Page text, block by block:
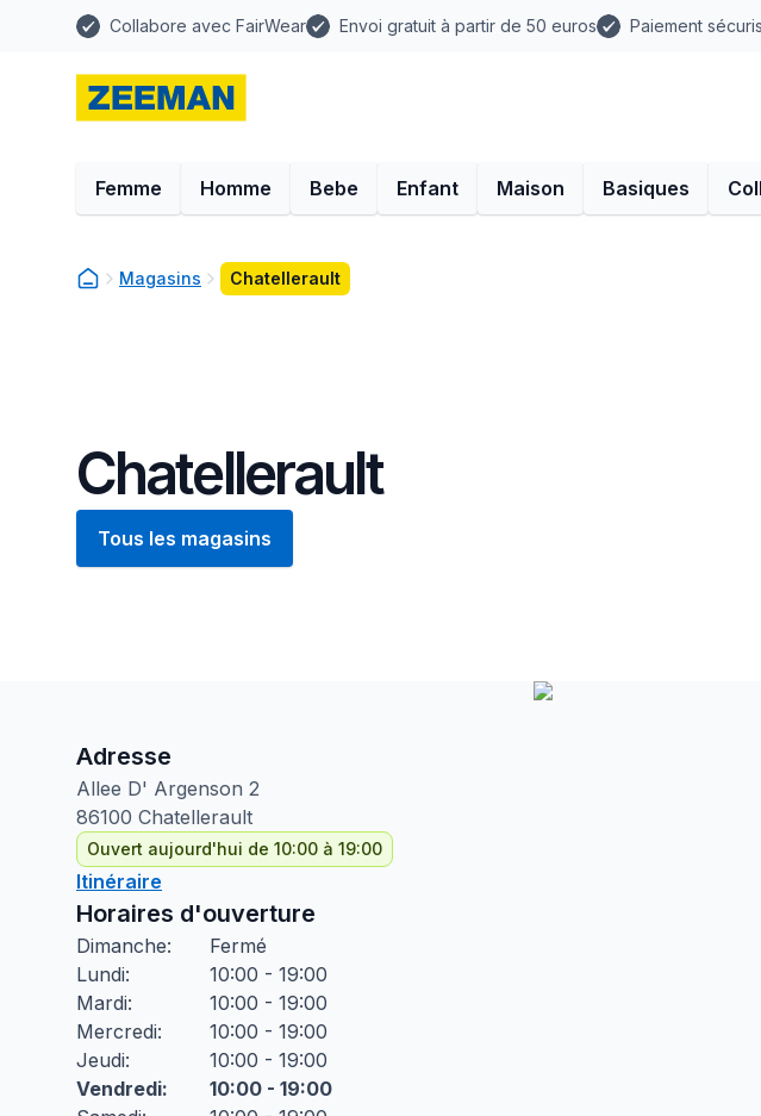
Collabore avec FairWear Envoi gratuit à partir de 50 euros Paiement
Femme Homme Bebe Enfant Maison Basiques
Magasins Chatellerault
Chatellerault
Tous les magasins
Adresse
Allee D' Argenson 2
86100 Chatellerault
Ouvert aujourd'hui de 10:00 à 19:00
Itinéraire
Horaires d'ouverture
Dimanche:
Fermé
Lundi:
10:00 - 19:00
Mardi:
10:00 - 19:00
Mercredi:
10:00 - 19:00
Jeudi:
10:00 - 19:00
Vendredi:
10:00 - 19:00